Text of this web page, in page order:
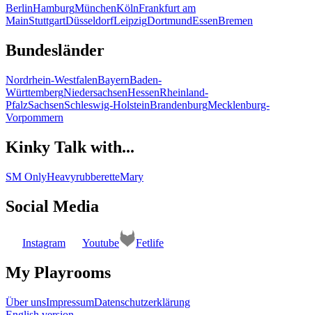
BerlinHamburgMünchenKölnFrankfurt am
MainStuttgartDüsseldorfLeipzigDortmundEssenBremen
Bundesländer
Nordrhein-WestfalenBayernBaden-
WürttembergNiedersachsenHessenRheinland-
PfalzSachsenSchleswig-HolsteinBrandenburgMecklenburg-
Vorpommern
Kinky Talk with...
SM OnlyHeavyrubberetteMary
Social Media
Instagram Youtube Fetlife
My Playrooms
Über unsImpressumDatenschutzerklärung